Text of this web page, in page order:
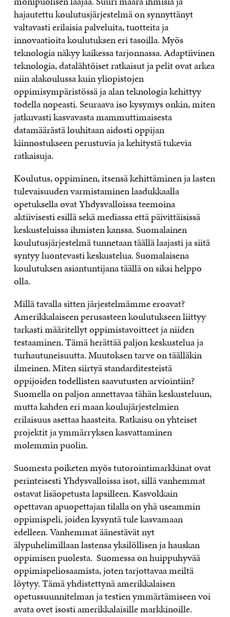
hajautettu koulutusjärjestelmä on synnyttänyt
valtavasti erilaisia palveluita, tuotteita ja
innovaatioita koulutuksen eri tasoilla. Myös
teknologia näkyy kaikessa tarjonnassa. Adaptiivinen
teknologia, datalähtöiset ratkaisut ja pelit ovat arkea
niin alakoulussa kuin yliopistojen
oppimisympäristössä ja alan teknologia kehittyy
todella nopeasti. Seuraava iso kysymys onkin, miten
jatkuvasti kasvavasta mammuttimaisesta
datamäärästä louhitaan aidosti oppijan
kiinnostukseen perustuvia ja kehitystä tukevia
ratkaisuja.
Koulutus, oppiminen, itsensä kehittäminen ja lasten
tulevaisuuden varmistaminen laadukkaalla
opetuksella ovat Yhdysvalloissa teemoina
aktiivisesti esillä sekä mediassa että päivittäisissä
keskusteluissa ihmisten kanssa. Suomalainen
koulutusjärjestelmä tunnetaan täällä laajasti ja siitä
syntyy luontevasti keskustelua. Suomalaisena
koulutuksen asiantuntijana täällä on siksi helppo
olla.
Millä tavalla sitten järjestelmämme eroavat?
Amerikkalaiseen perusasteen koulutukseen liittyy
tarkasti määritellyt oppimistavoitteet ja niiden
testaaminen. Tämä herättää paljon keskustelua ja
turhautuneisuutta. Muutoksen tarve on täälläkin
ilmeinen. Miten siirtyä standarditesteistä
oppijoiden todellisten saavutusten arviointiin?
Suomella on paljon annettavaa tähän keskusteluun,
mutta kahden eri maan koulujärjestelmien
erilaisuus asettaa haasteita. Ratkaisu on yhteiset
projektit ja ymmärryksen kasvattaminen
molemmin puolin.
Suomesta poiketen myös tutorointimarkkinat ovat
perinteisesti Yhdysvalloissa isot, sillä vanhemmat
ostavat lisäopetusta lapsilleen. Kasvokkain
opettavan apuopettajan tilalla on yhä useammin
oppimispeli, joiden kysyntä tule kasvamaan
edelleen. Vanhemmat äänestävät nyt
älypuhelimillaan lastensa yksilöllisen ja hauskan
oppimisen puolesta. Suomessa on huippuhyvää
oppimispeliosaamista, joten tarjottavaa meiltä
löytyy. Tämä yhdistettynä amerikkalaisen
opetussuunnitelman ja testien ymmärtämiseen voi
avata ovet isosti amerikkalaisille markkinoille.